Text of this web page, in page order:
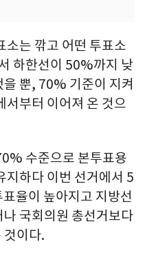
소는 깎고 어떤 투표소
하한선이 50%까지 낮
뿐, 70% 기준이 지켜
서부터 이어져 온 것으
수준으로 본투표용
지하다 이번 선거에서 5
율이 높아지고 지방선
국회의원 총선거보다
것이다.